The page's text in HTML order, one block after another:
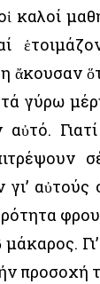
καλοί
ἄκουσαν
γύρω
γι’